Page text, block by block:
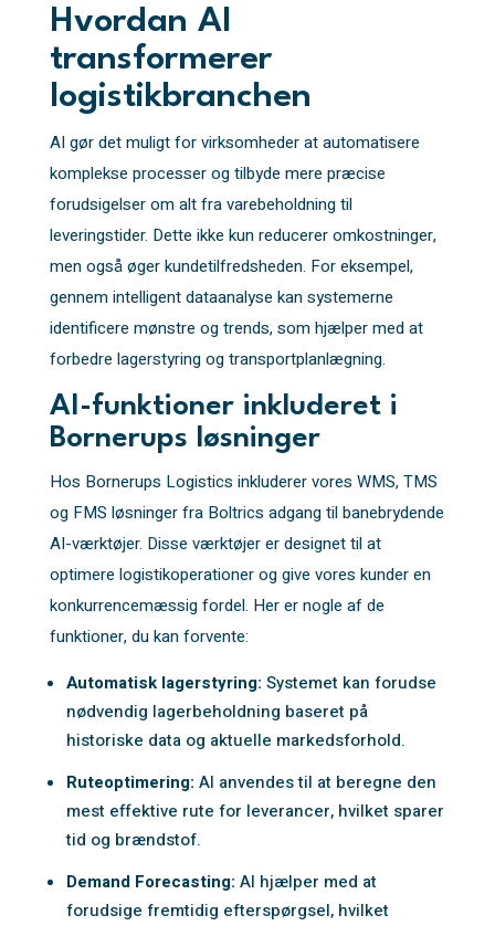
Hvordan AI
transformerer
logistikbranchen
AI gør det muligt for virksomheder at automatisere
komplekse processer og tilbyde mere præcise
forudsigelser om alt fra varebeholdning til
leveringstider. Dette ikke kun reducerer omkostninger,
men også øger kundetilfredsheden. For eksempel,
gennem intelligent dataanalyse kan systemerne
identificere mønstre og trends, som hjælper med at
forbedre lagerstyring og transportplanlægning.
AI-funktioner inkluderet i
Bornerups løsninger
Hos Bornerups Logistics inkluderer vores WMS, TMS
og FMS løsninger fra Boltrics adgang til banebrydende
AI-værktøjer. Disse værktøjer er designet til at
optimere logistikoperationer og give vores kunder en
konkurrencemæssig fordel. Her er nogle af de
funktioner, du kan forvente:
Automatisk lagerstyring: Systemet kan forudse
nødvendig lagerbeholdning baseret på
historiske data og aktuelle markedsforhold.
Ruteoptimering: AI anvendes til at beregne den
mest effektive rute for leverancer, hvilket sparer
tid og brændstof.
Demand Forecasting: AI hjælper med at
forudsige fremtidig efterspørgsel, hvilket